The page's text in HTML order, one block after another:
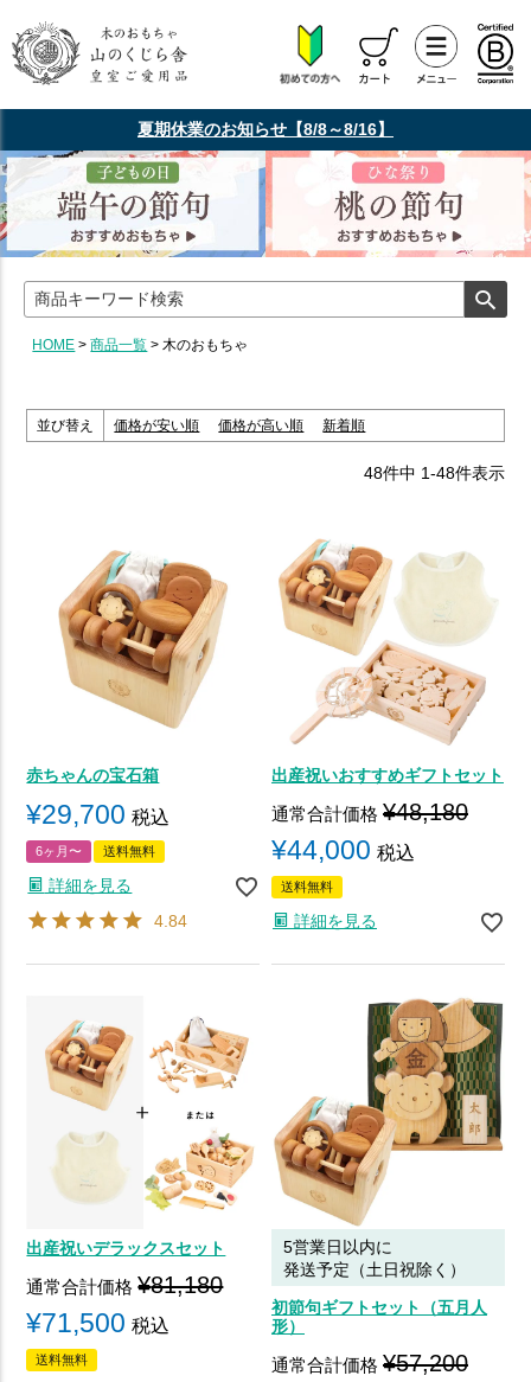
夏期休業のお知らせ【8/8～8/16】
HOME 商品一覧 木のおもちゃ
並び替え 価格が安い順 価格が高い順 新着順
48件中 1-48件表示
赤ちゃんの宝石箱
¥29,700 税込
6ヶ月〜 送料無料
詳細を見る
4.84
出産祝いおすすめギフトセット
通常合計価格 ¥48,180
¥44,000 税込
送料無料
詳細を見る
出産祝いデラックスセット
通常合計価格 ¥81,180
¥71,500 税込
送料無料
5営業日以内に
発送予定（土日祝除く）
初節句ギフトセット（五月人
形）
通常合計価格 ¥57,200